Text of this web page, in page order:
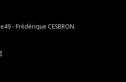
- Frédérique CESBRON.